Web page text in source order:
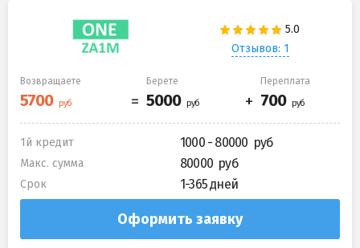
Отзывов: 1
Возвращаете Берете Переплата
1й кредит 1000 - 80000
Макс. сумма 80000
Срок 1-365 дней
Оформить заявку